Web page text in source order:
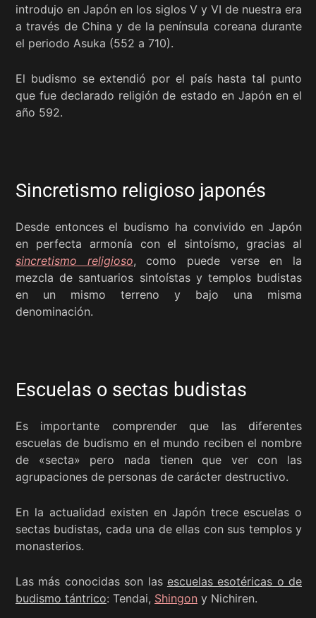
introdujo en Japón en los siglos V y VI de nuestra era
a través de China y de la península coreana durante
el periodo Asuka (552 a 710).
El budismo se extendió por el país hasta tal punto
que fue declarado religión de estado en Japón en el
año 592.
Sincretismo religioso japonés
Desde entonces el budismo ha convivido en Japón
en perfecta armonía con el sintoísmo, gracias al
sincretismo religioso, como puede verse en la
mezcla de santuarios sintoístas y templos budistas
en un mismo terreno y bajo una misma
denominación.
Escuelas o sectas budistas
Es importante comprender que las diferentes
escuelas de budismo en el mundo reciben el nombre
de «secta» pero nada tienen que ver con las
agrupaciones de personas de carácter destructivo.
En la actualidad existen en Japón trece escuelas o
sectas budistas, cada una de ellas con sus templos y
monasterios.
Las más conocidas son las escuelas esotéricas o de
budismo tántrico: Tendai, Shingon y Nichiren.